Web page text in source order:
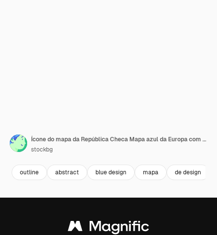
Ícone do mapa da República Checa Mapa azul da Europa com destaque da República Checa na cor vermelha
stockbg
outline abstract blue design mapa de design